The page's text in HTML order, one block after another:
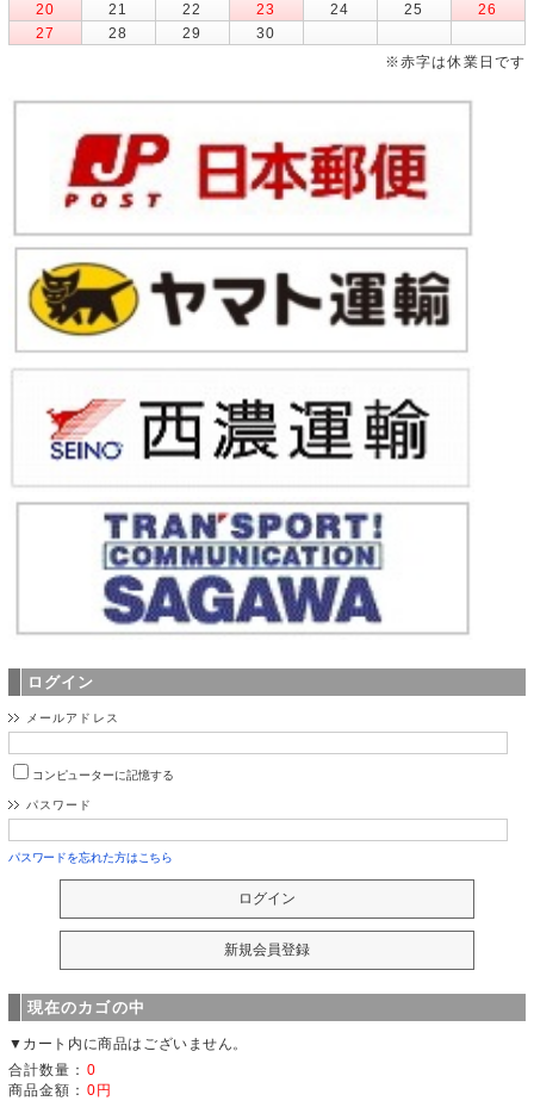
20
21 22 23 24 25
26
27
28 29
30
※赤字は休業日です
ログイン
メールアドレス
コンピューターに記憶する
パスワード
パスワードを忘れた方はこちら
現在のカゴの中
▼カート内に商品はございません。
合計数量： 0
商品金額： 0円